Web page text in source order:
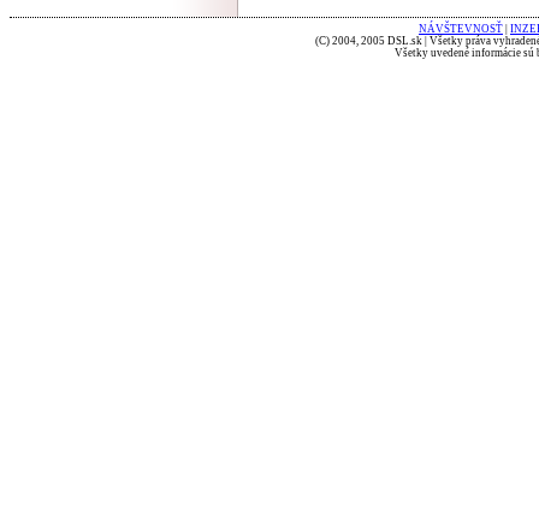
NÁVŠTEVNOSŤ
(C) 2004, 2005 DSL.sk | Všetky práva
Všetky uvedené informácie sú